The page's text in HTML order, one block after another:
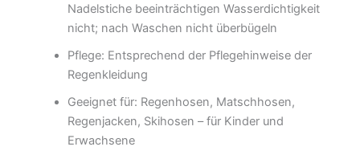
Nadelstiche beeinträchtigen Wasserdichtigkeit
nicht; nach Waschen nicht überbügeln
Pflege: Entsprechend der Pflegehinweise der
Regenkleidung
Geeignet für: Regenhosen, Matschhosen,
Regenjacken, Skihosen – für Kinder und
Erwachsene